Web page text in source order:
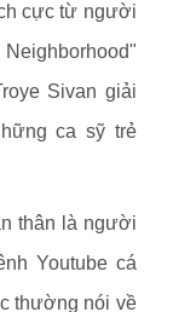
cực từ người
Sivan giải
ca sỹ trẻ
thân là người
Youtube cá
thường nói về